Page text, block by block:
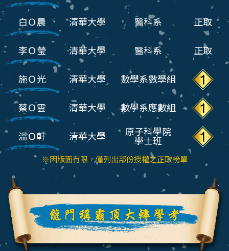
白Ｏ晨 清華大學 醫科系 正取
李Ｏ瑩 清華大學 醫科系 正取
施Ｏ光 清華大學 數學系數學組
蔡Ｏ雲 清華大學 數學系應數組
溫Ｏ軒 清華大學
原子科學院
學士班
※因版面有限，僅列出部份授權之正取榜單